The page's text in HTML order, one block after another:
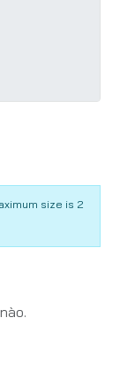
size is 2